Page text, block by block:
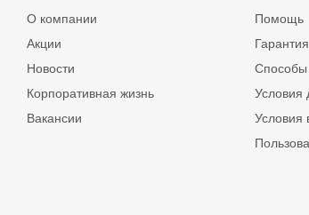
О компании
Акции
Новости
Корпоративная жизнь
Вакансии
Помощь
Гарантия
Способы
Условия
Условия